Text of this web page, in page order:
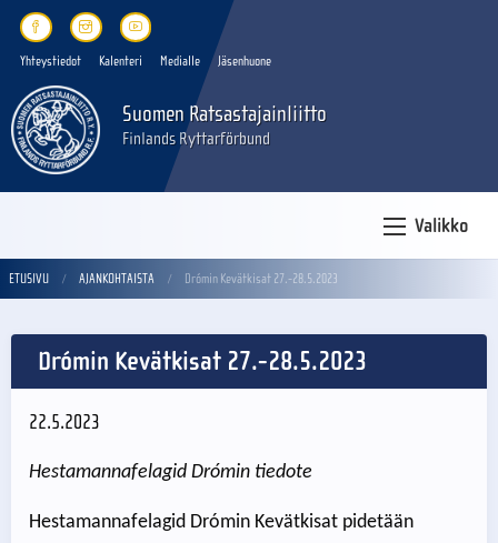
Yhteystiedot Kalenteri Medialle Jäsenhuone
Suomen Ratsastajainliitto
Finlands Ryttarförbund
Valikko
ETUSIVU AJANKOHTAISTA Drómin Kevätkisat 27.-28.5.2023
Drómin Kevätkisat 27.-28.5.2023
22.5.2023
Hestamannafelagid Drómin tiedote
Hestamannafelagid Drómin Kevätkisat pidetään